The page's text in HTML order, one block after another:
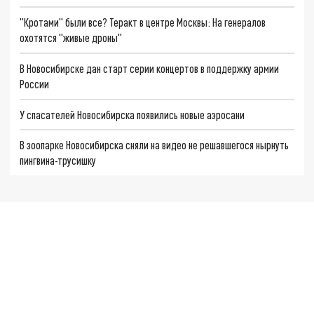
"Кротами" были все? Теракт в центре Москвы: На генералов
охотятся "живые дроны"
В Новосибирске дан старт серии концертов в поддержку армии
России
У спасателей Новосибирска появились новые аэросани
В зоопарке Новосибирска сняли на видео не решавшегося нырнуть
пингвина-трусишку